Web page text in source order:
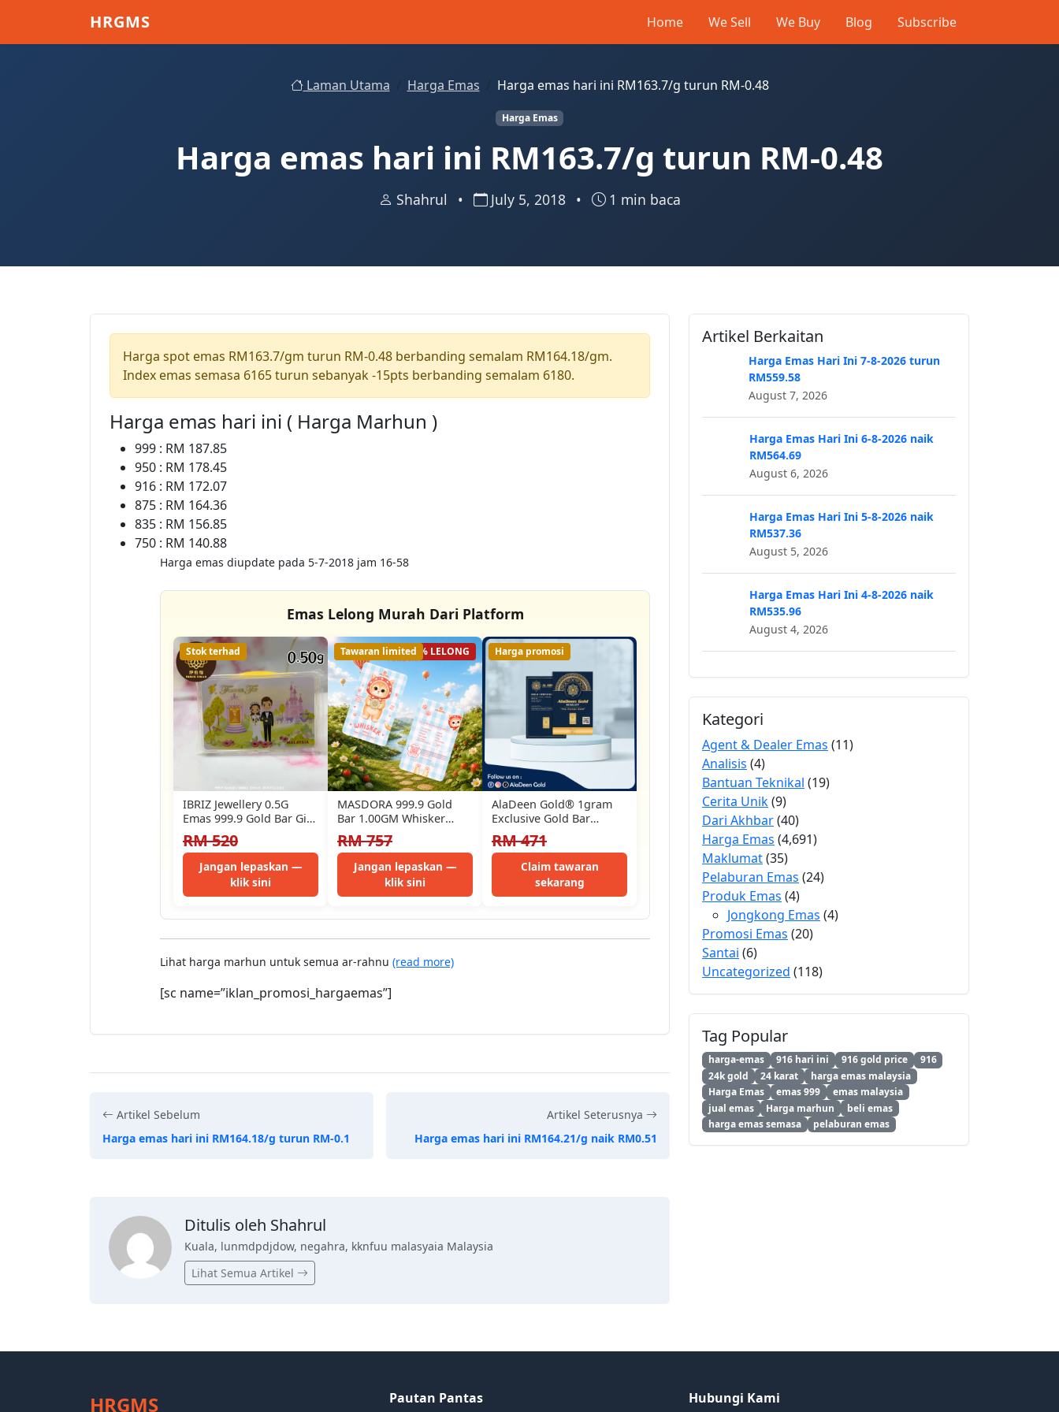
HRGMS Home We Sell We Buy Blog Subscribe
Laman Utama Harga Emas Harga emas hari ini RM163.7/g turun RM-0.48
Harga Emas
Harga emas hari ini RM163.7/g turun RM-0.48
Shahrul • July 5, 2018 • 1 min baca
Harga spot emas RM163.7/gm turun RM-0.48 berbanding semalam RM164.18/gm.
Index emas semasa 6165 turun sebanyak -15pts berbanding semalam 6180.
Harga emas hari ini ( Harga Marhun )
999 : RM 187.85
950 : RM 178.45
916 : RM 172.07
875 : RM 164.36
835 : RM 156.85
750 : RM 140.88
Harga emas diupdate pada 5-7-2018 jam 16-58
Emas Lelong Murah Dari Platform
Stok terhad
IBRIZ Jewellery 0.5G
Emas 999.9 Gold Bar Gift
For Men 999.9 Gold…
RM 520
Jangan lepaskan —
klik sini
63% LELONG
Tawaran limited
MASDORA 999.9 Gold
Bar 1.00GM Whisker
Collection - Oyen (EMAS
999.9/24K)
RM 757
Jangan lepaskan —
klik sini
Harga promosi
AlaDeen Gold®️ 1gram
Exclusive Gold Bar
999.9Au (Navy) (The
Purest Gold)
RM 471
Claim tawaran
sekarang
Lihat harga marhun untuk semua ar-rahnu (read more)
[sc name=”iklan_promosi_hargaemas”]
Artikel Sebelum
Harga emas hari ini RM164.18/g turun RM-0.1
Artikel Seterusnya
Harga emas hari ini RM164.21/g naik RM0.51
Ditulis oleh Shahrul
Kuala, lunmdpdjdow, negahra, kknfuu malasyaia Malaysia
Lihat Semua Artikel
Artikel Berkaitan
Harga Emas Hari Ini 7-8-2026 turun
RM559.58
August 7, 2026
Harga Emas Hari Ini 6-8-2026 naik
RM564.69
August 6, 2026
Harga Emas Hari Ini 5-8-2026 naik
RM537.36
August 5, 2026
Harga Emas Hari Ini 4-8-2026 naik
RM535.96
August 4, 2026
Kategori
Agent & Dealer Emas (11)
Analisis (4)
Bantuan Teknikal (19)
Cerita Unik(9)
Dari Akhbar(40)
Harga Emas (4,691)
Maklumat(35)
Pelaburan Emas (24)
Produk Emas (4)
Jongkong Emas (4)
Promosi Emas (20)
Santai (6)
Uncategorized (118)
Tag Popular
harga-emas 916 hari ini 916 gold price
916
24k gold
24 karat
harga emas malaysia
Harga Emas
emas 999
emas malaysia
jual emas
Harga marhun
beli emas
harga emas semasa
pelaburan emas
HRGMS Pautan Pantas Hubungi Kami